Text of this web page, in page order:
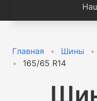
Главная Шины
165/65 R14